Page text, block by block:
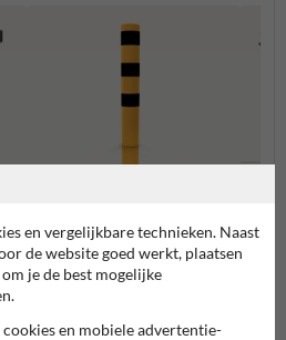
Rampalen
en vergelijkbare technieken. Naast
de website goed werkt, plaatsen
je de best mogelijke
en mobiele advertentie-